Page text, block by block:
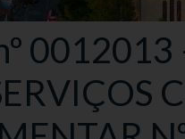
0012013